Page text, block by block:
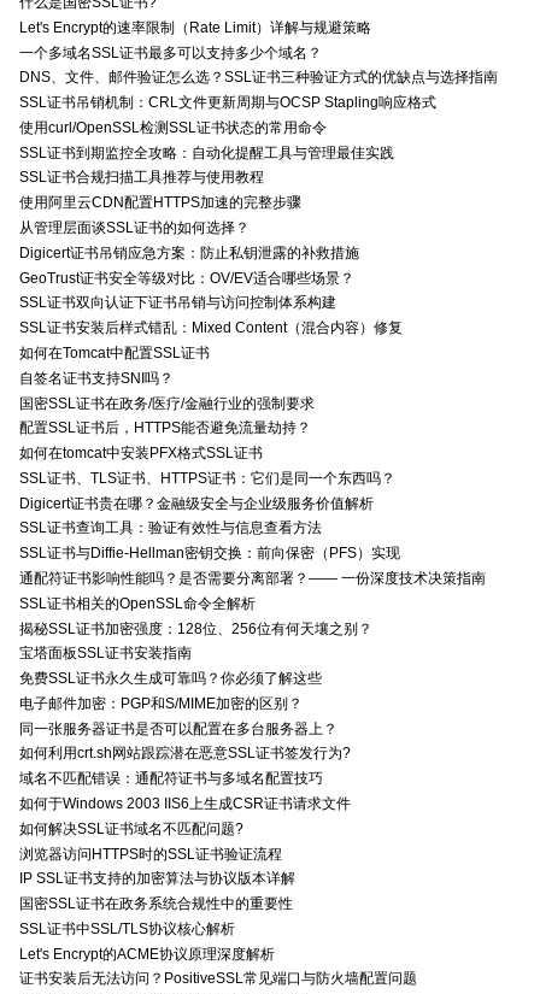
Let's Encrypt的速率限制（Rate Limit）详解与规避策略
一个多域名SSL证书最多可以支持多少个域名？
DNS、文件、邮件验证怎么选？SSL证书三种验证方式的优缺点与选择指南
SSL证书吊销机制：CRL文件更新周期与OCSP Stapling响应格式
使用curl/OpenSSL检测SSL证书状态的常用命令
SSL证书到期监控全攻略：自动化提醒工具与管理最佳实践
SSL证书合规扫描工具推荐与使用教程
使用阿里云CDN配置HTTPS加速的完整步骤
从管理层面谈SSL证书的如何选择？
Digicert证书吊销应急方案：防止私钥泄露的补救措施
GeoTrust证书安全等级对比：OV/EV适合哪些场景？
SSL证书双向认证下证书吊销与访问控制体系构建
SSL证书安装后样式错乱：Mixed Content（混合内容）修复
如何在Tomcat中配置SSL证书
自签名证书支持SNI吗？
国密SSL证书在政务/医疗/金融行业的强制要求
配置SSL证书后，HTTPS能否避免流量劫持？
如何在tomcat中安装PFX格式SSL证书
SSL证书、TLS证书、HTTPS证书：它们是同一个东西吗？
Digicert证书贵在哪？金融级安全与企业级服务价值解析
SSL证书查询工具：验证有效性与信息查看方法
SSL证书与Diffie-Hellman密钥交换：前向保密（PFS）实现
通配符证书影响性能吗？是否需要分离部署？—— 一份深度技术决策指南
SSL证书相关的OpenSSL命令全解析
揭秘SSL证书加密强度：128位、256位有何天壤之别？
宝塔面板SSL证书安装指南
免费SSL证书永久生成可靠吗？你必须了解这些
电子邮件加密：PGP和S/MIME加密的区别？
同一张服务器证书是否可以配置在多台服务器上？
如何利用crt.sh网站跟踪潜在恶意SSL证书签发行为?
域名不匹配错误：通配符证书与多域名配置技巧
如何于Windows 2003 IIS6上生成CSR证书请求文件
如何解决SSL证书域名不匹配问题?
浏览器访问HTTPS时的SSL证书验证流程
IP SSL证书支持的加密算法与协议版本详解
国密SSL证书在政务系统合规性中的重要性
SSL证书中SSL/TLS协议核心解析
Let's Encrypt的ACME协议原理深度解析
证书安装后无法访问？PositiveSSL常见端口与防火墙配置问题